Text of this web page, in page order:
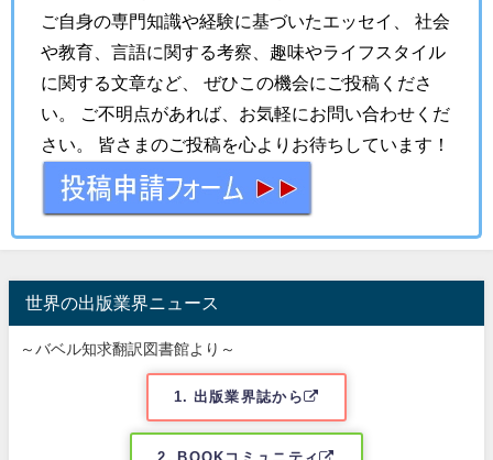
ご自身の専門知識や経験に基づいたエッセイ、 社会
や教育、言語に関する考察、趣味やライフスタイル
に関する文章など、 ぜひこの機会にご投稿くださ
い。 ご不明点があれば、お気軽にお問い合わせくだ
さい。 皆さまのご投稿を心よりお待ちしています！
世界の出版業界ニュース
～バベル知求翻訳図書館より～
1. 出版業界誌から
2. BOOKコミュニティ